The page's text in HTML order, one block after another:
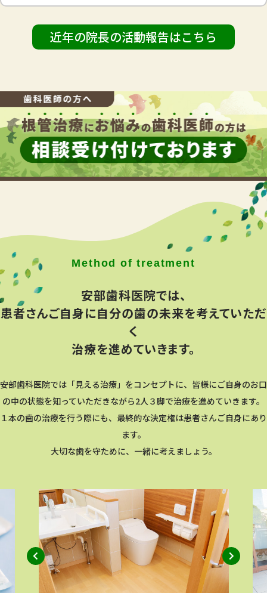
近年の院長の活動報告はこちら
安部歯科医院では、
患者さんご⾃⾝に⾃分の⻭の未来を考えていただ
く
治療を進めていきます。
安部⻭科医院では「⾒える治療」をコンセプトに、皆様にご⾃⾝のお⼝
の中の状態を知っていただきながら2⼈３脚で治療を進めていきます。
１本の⻭の治療を⾏う際にも、最終的な決定権は患者さんご⾃⾝にあり
ます。
⼤切な⻭を守ために、⼀緒に考えましょう。